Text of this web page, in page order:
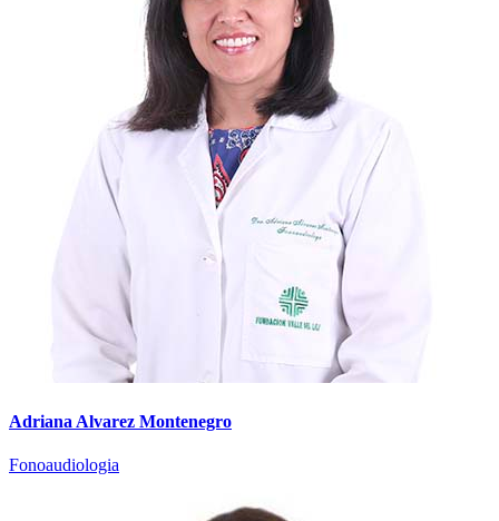
Adriana Alvarez Montenegro
Fonoaudiologia